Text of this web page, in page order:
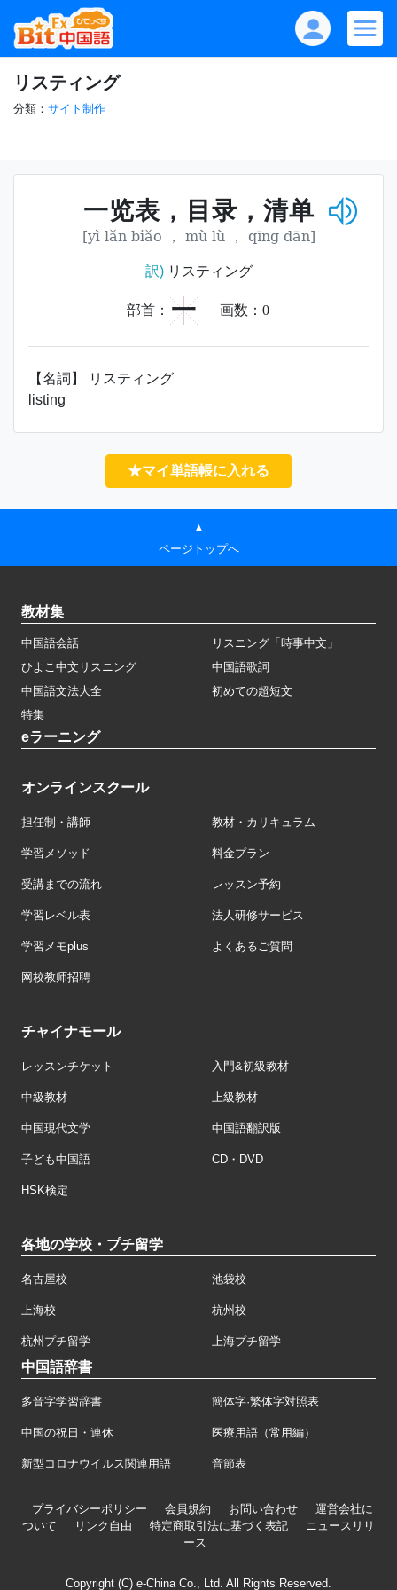
リスティング
分類： サイト制作
一览表，目录，清单
[yì lǎn biǎo ， mù lù ， qīng dān]
訳)リスティング
部首： 一 画数： 0
【名詞】 リスティング
listing
★マイ単語帳に入れる
▲
ページトップへ
教材集
中国語会話
リスニング「時事中文」
ひよこ中文リスニング
中国語歌詞
中国語文法大全
初めての超短文
特集
eラーニング
オンラインスクール
担任制・講師 教材・カリキュラム
学習メソッド 料金プラン
受講までの流れ レッスン予約
学習レベル表 法人研修サービス
学習メモplus よくあるご質問
网校教师招聘
チャイナモール
レッスンチケット 入門&初級教材
中級教材 上級教材
中国現代文学 中国語翻訳版
子ども中国語 CD・DVD
HSK検定
各地の学校・プチ留学
名古屋校 池袋校
上海校 杭州校
杭州プチ留学 上海プチ留学
中国語辞書
多音字学習辞書 簡体字·繁体字対照表
中国の祝日・連休 医療用語（常用編）
新型コロナウイルス関連用語 音節表
プライバシーポリシー 会員規約 お問い合わせ
運営会社に
ついて
リンク自由 特定商取引法に基づく表記
ニュースリリ
ース
Copyright (C) e-China Co., Ltd. All Rights Reserved.